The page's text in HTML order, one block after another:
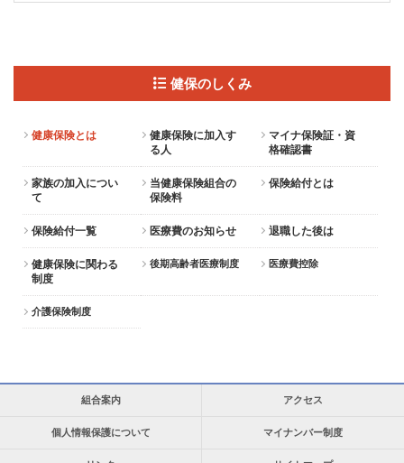
健保のしくみ
健康保険とは
健康保険に加入す
る人
マイナ保険証・資
格確認書
家族の加入につい
て
当健康保険組合の
保険料
保険給付とは
保険給付一覧 医療費のお知らせ 退職した後は
健康保険に関わる
制度
後期高齢者医療制度 医療費控除
介護保険制度
組合案内 アクセス
個人情報保護について マイナンバー制度